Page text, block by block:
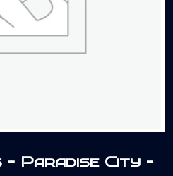
– Paradise City –